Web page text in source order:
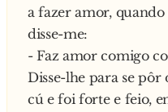
a fazer amor,
disse-me:
- Faz amor comigo
Disse-lhe para se
cú e foi forte e feio,